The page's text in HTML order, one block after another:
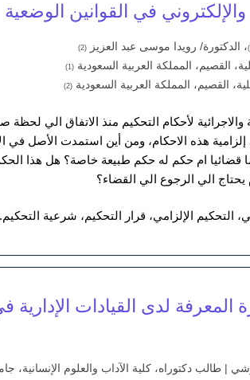
في القوانين الوضعية
، الدكتورة/ رويدا موسى عبد العزيز(2)
القصيم، المملكة العربية السعودية(1)
القصيم، المملكة العربية السعودية(2)
لأحكام التحكيم منذ الاتفاق الي
هذه الاحكام، ومن أين استمدت الأصل في
ام حكم له حكم طبيعة خاصة؟ هل هذا
الي الرجوع الي القضاء؟
التحكيم الإلزامي، قرار التحكيم، شرعية التحكيم.
المعرفة لدى القيادات
طالب دكتوراه، كلية الآداب والعلوم الإنسانية،